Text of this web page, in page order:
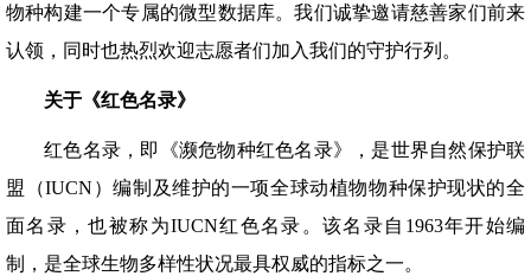
物种构建一个专属的微型数据库。我们诚挚邀请慈善家们前来
认领，同时也热烈欢迎志愿者们加入我们的守护行列。
关于《红色名录》
红色名录，即《濒危物种红色名录》，是世界自然保护联
盟（IUCN）编制及维护的一项全球动植物物种保护现状的全
面名录，也被称为IUCN红色名录。该名录自1963年开始编
制，是全球生物多样性状况最具权威的指标之一。